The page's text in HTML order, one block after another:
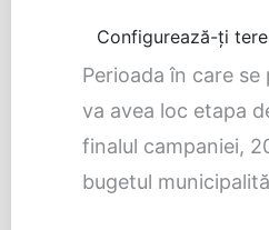
Configurează-ți
Perioada în care
va avea loc etapa
finalul campaniei,
bugetul